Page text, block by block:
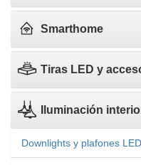
Smarthome
Tiras LED y
Iluminación
Downlights y plafones LED